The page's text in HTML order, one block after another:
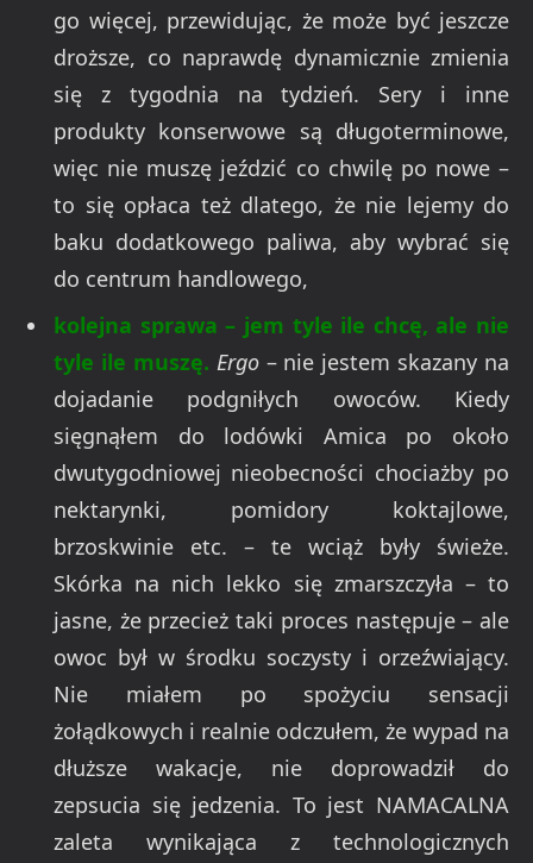
go więcej, przewidując, że może być jeszcze
droższe, co naprawdę dynamicznie zmienia
się z tygodnia na tydzień. Sery i inne
produkty konserwowe są długoterminowe,
więc nie muszę jeździć co chwilę po nowe –
to się opłaca też dlatego, że nie lejemy do
baku dodatkowego paliwa, aby wybrać się
do centrum handlowego,
kolejna sprawa – jem tyle ile chcę, ale nie
tyle ile muszę. Ergo– nie jestem skazany na
dojadanie podgniłych owoców. Kiedy
sięgnąłem do lodówki Amica po około
dwutygodniowej nieobecności chociażby po
nektarynki, pomidory koktajlowe,
brzoskwinie etc. – te wciąż były świeże.
Skórka na nich lekko się zmarszczyła – to
jasne, że przecież taki proces następuje – ale
owoc był w środku soczysty i orzeźwiający.
Nie miałem po spożyciu sensacji
żołądkowych i realnie odczułem, że wypad na
dłuższe wakacje, nie doprowadził do
zepsucia się jedzenia. To jest NAMACALNA
zaleta wynikająca z technologicznych